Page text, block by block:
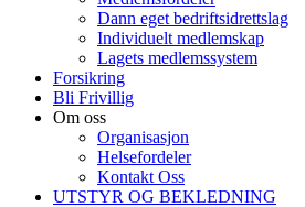
Dann eget bedriftsidrettslag
Individuelt medlemskap
Lagets medlemssystem
Forsikring
Bli Frivillig
Om oss
Organisasjon
Helsefordeler
Kontakt Oss
UTSTYR OG BEKLEDNING